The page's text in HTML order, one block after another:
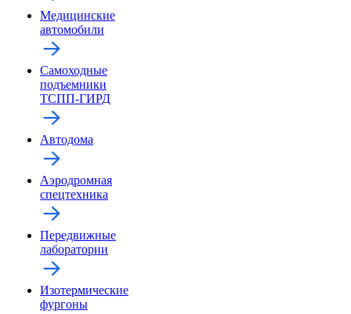
Медицинские
автомобили
Самоходные
подъемники
ТСПП-ГИРД
Автодома
Аэродромная
спецтехника
Передвижные
лаборатории
Изотермические
фургоны